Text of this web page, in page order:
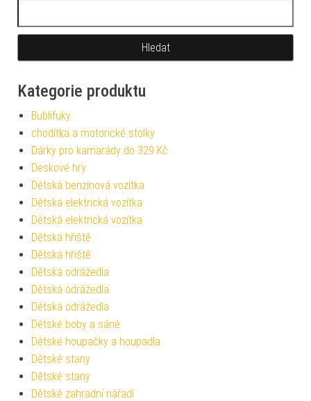
Kategorie produktu
Bublifuky
chodítka a motorické stolky
Dárky pro kamarády do 329 Kč
Deskové hry
Dětská benzínová vozítka
Dětská elektrická vozítka
Dětská elektrická vozítka
Dětská hřiště
Dětská hřiště
Dětská odrážedla
Dětská odrážedla
Dětská odrážedla
Dětské boby a sáně
Dětské houpačky a houpadla
Dětské stany
Dětské stany
Dětské zahradní nářadí